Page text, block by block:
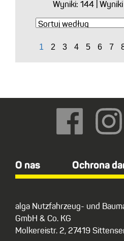
Wyniki: 144|
O nas Ochrona
alga Nutzfahrzeug- und
GmbH & Co. KG
Molkereistr. 2, 27419